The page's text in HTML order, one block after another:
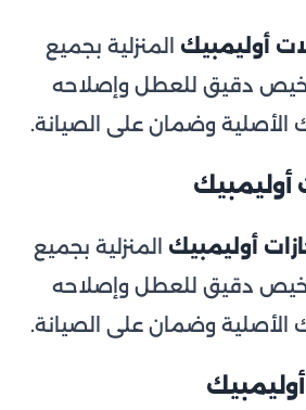
أوليمبيك المنزلية بجميع
دقيق للعطل وإصلاحه
الأصلية وضمان على الصيانة.
أوليمبيك
أوليمبيك المنزلية بجميع
دقيق للعطل وإصلاحه
الأصلية وضمان على الصيانة.